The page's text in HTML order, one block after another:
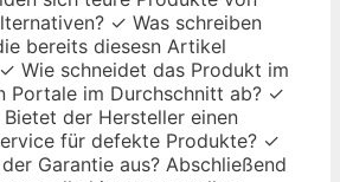
✓ Was schreiben
bereits diesesn Artikel
Wie schneidet das Produkt im
Portale im Durchschnitt ab? ✓
der Hersteller einen
für defekte Produkte? ✓
Garantie aus? Abschließend